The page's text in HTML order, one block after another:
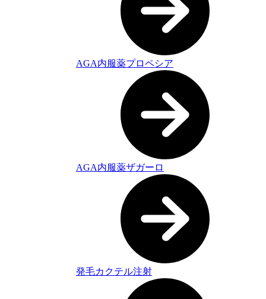
AGA内服薬プロペシア
AGA内服薬ザガーロ
発毛カクテル注射